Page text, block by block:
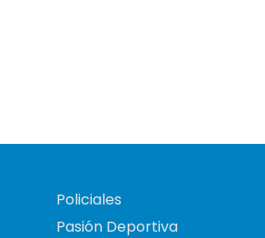
Policiales
Pasión Deportiva